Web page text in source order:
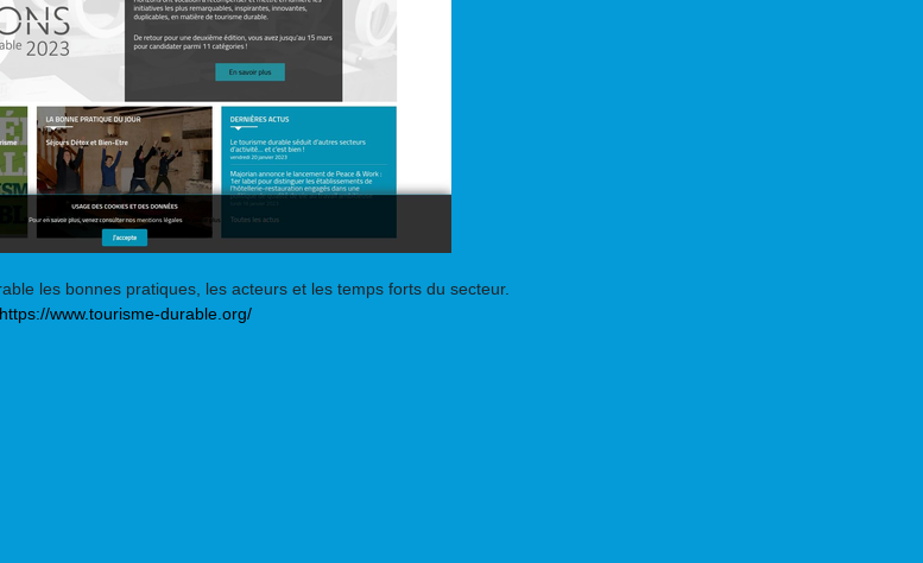
les bonnes pratiques, les acteurs et les temps forts du secteur.
https://www.tourisme-durable.org/